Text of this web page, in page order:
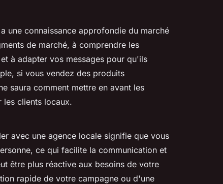
une connaissance approfondie du marché
de marché, à comprendre les
à adapter vos messages pour qu'ils
si vous vendez des produits
saura comment mettre en avant les
les clients locaux.
avec une agence locale signifie que vous
ce qui facilite la communication et
être plus réactive aux besoins de votre
rapide de votre campagne ou d'une